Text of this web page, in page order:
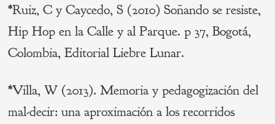
*Ruiz, C y Caycedo, S (2010) Soñando se resiste,
Hip Hop en la Calle y al Parque. p 37, Bogotá,
Colombia, Editorial Liebre Lunar.
*Villa, W (2013). Memoria y pedagogización del
mal-decir: una aproximación a los recorridos